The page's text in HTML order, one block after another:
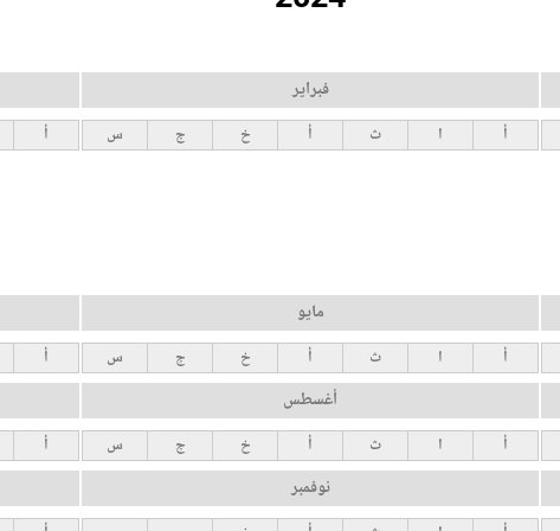
فبراير
أ ا ث أ خ ج س أ
مايو
أ ا ث أ خ ج س أ
أغسطس
أ ا ث أ خ ج س أ
نوفمبر